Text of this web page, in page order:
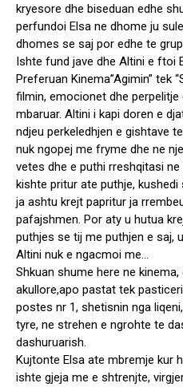
kryesore dhe biseduan edhe
perfundoi Elsa ne dhome ju
dhomes se saj por edhe te
Ishte fund jave dhe Altini e ftoi
Preferuan Kinema”Agimin” tek
filmin, emocionet dhe
mbaruar. Altini i kapi doren e
ndjeu perkeledhjen e gishtave
nuk ngopej me fryme dhe ne
vetes dhe e puthi rreshqitasi
kishte pritur ate puthje,
ja ashtu krejt papritur ja
pafajshmen. Por aty u hutua
puthjes se tij me puthjen e saj,
Altini nuk e ngacmoi me…
Shkuan shume here ne
akullore,apo pastat tek
postes nr 1, shetisnin nga
tyre, ne strehen e ngrohte te
dashuruarish.
Kujtonte Elsa ate mbremje kur
ishte gjeja me e shtrenjte,